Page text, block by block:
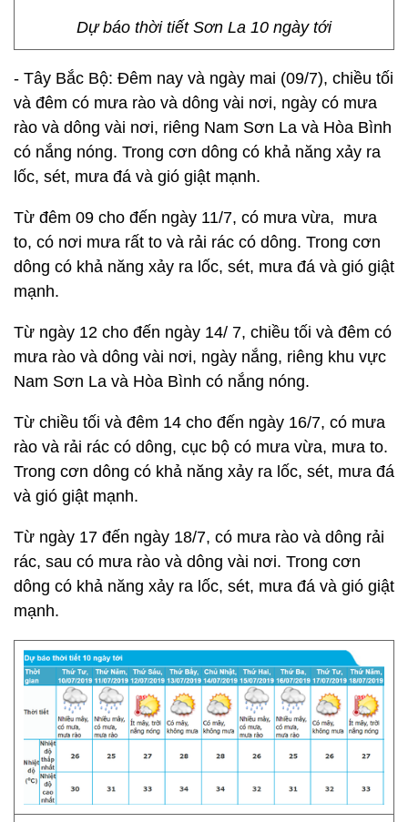
Dự báo thời tiết Sơn La 10 ngày tới
- Tây Bắc Bộ: Đêm nay và ngày mai (09/7), chiều tối
và đêm có mưa rào và dông vài nơi, ngày có mưa
rào và dông vài nơi, riêng Nam Sơn La và Hòa Bình
có nắng nóng. Trong cơn dông có khả năng xảy ra
lốc, sét, mưa đá và gió giật mạnh.
Từ đêm 09 cho đến ngày 11/7, có mưa vừa, mưa
to, có nơi mưa rất to và rải rác có dông. Trong cơn
dông có khả năng xảy ra lốc, sét, mưa đá và gió giật
mạnh.
Từ ngày 12 cho đến ngày 14/ 7, chiều tối và đêm có
mưa rào và dông vài nơi, ngày nắng, riêng khu vực
Nam Sơn La và Hòa Bình có nắng nóng.
Từ chiều tối và đêm 14 cho đến ngày 16/7, có mưa
rào và rải rác có dông, cục bộ có mưa vừa, mưa to.
Trong cơn dông có khả năng xảy ra lốc, sét, mưa đá
và gió giật mạnh.
Từ ngày 17 đến ngày 18/7, có mưa rào và dông rải
rác, sau có mưa rào và dông vài nơi. Trong cơn
dông có khả năng xảy ra lốc, sét, mưa đá và gió giật
mạnh.